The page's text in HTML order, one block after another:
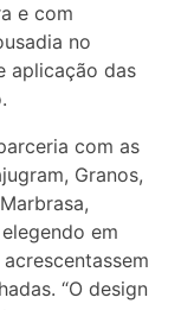
e com
no
aplicação das
com as
Granos,
em
“O design